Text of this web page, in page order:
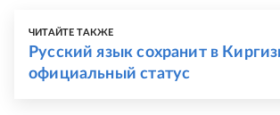
ЧИТАЙТЕ ТАКЖЕ
Русский язык сохранит в
официальный статус